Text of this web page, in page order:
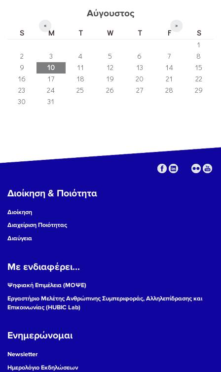
Αύγουστος
« »
S M T W T F
S
1
2
3 4 5 6 7
8
9
10 11 12 13 14
15
16
17 18 19 20 21
22
23
24 25 26 27 28
29
30
31
Διοίκηση & Ποιότητα
Διοίκηση
Διαχείριση Ποιότητας
Διαύγεια
Με ενδιαφέρει...
Ψηφιακή Επιμέλεια (ΜΟΨΕ)
Εργαστήριο Μελέτης Ανθρώπινης Συμπεριφοράς, Αλληλεπίδρασης και
Επικοινωνίας (HUBIC Lab)
Ενημερώνομαι
Newsletter
Ημερολόγιο Εκδηλώσεων